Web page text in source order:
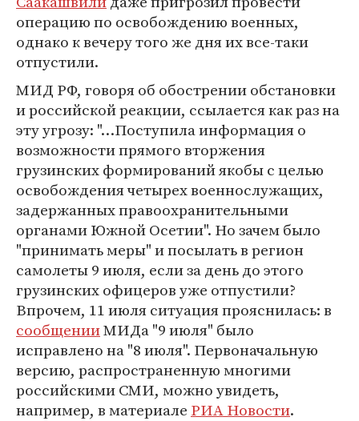
операцию по освобождению военных,
однако к вечеру того же дня их все-таки
отпустили.
МИД РФ, говоря об обострении обстановки
и российской реакции, ссылается как раз на
эту угрозу: "…Поступила информация о
возможности прямого вторжения
грузинских формирований якобы с целью
освобождения четырех военнослужащих,
задержанных правоохранительными
органами Южной Осетии". Но зачем было
"принимать меры" и посылать в регион
самолеты 9 июля, если за день до этого
грузинских офицеров уже отпустили?
Впрочем, 11 июля ситуация прояснилась: в
сообщенииМИДа "9 июля" было
исправлено на "8 июля". Первоначальную
версию, распространенную многими
российскими СМИ, можно увидеть,
например, в материале РИА Новости.